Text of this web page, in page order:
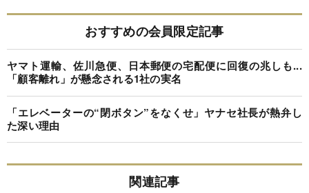
おすすめの会員限定記事
ヤマト運輸、佐川急便、日本郵便の宅配便に回復の兆しも...
「顧客離れ」が懸念される1社の実名
「エレベーターの“閉ボタン”をなくせ」ヤナセ社長が熱弁し
た深い理由
関連記事